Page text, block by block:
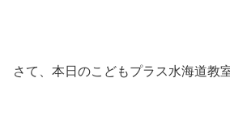
さて、本日のこどもプラス水海道教